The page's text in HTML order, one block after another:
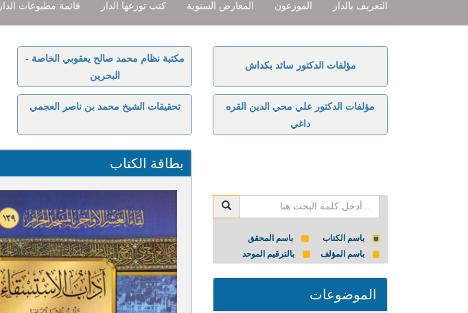
التعريف بالدار الموزعون المعارض السنوية كتب توزعها الدار قائمة مطبوعات الدار
مكتبة نظام محمد صالح يعقوبي الخاصة -
البحرين
مؤلفات الدكتور سائد بكداش
تحقيقات الشيخ محمد بن ناصر العجمي
مؤلفات الدكتور علي محي الدين القره
داغي
بطاقة الكتاب
باسم الكتاب
باسم المحقق
باسم المؤلف
بالترقيم الموحد
الموضوعات